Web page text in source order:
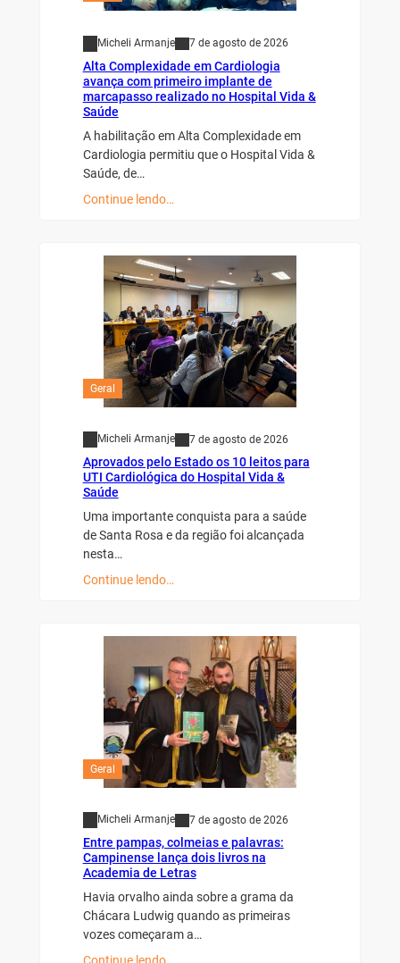
Micheli Armanje 7 de agosto de 2026
Alta Complexidade em Cardiologia
avança com primeiro implante de
marcapasso realizado no Hospital Vida &
Saúde
A habilitação em Alta Complexidade em
Cardiologia permitiu que o Hospital Vida &
Saúde, de…
Continue lendo…
Geral
Micheli Armanje 7 de agosto de 2026
Aprovados pelo Estado os 10 leitos para
UTI Cardiológica do Hospital Vida &
Saúde
Uma importante conquista para a saúde
de Santa Rosa e da região foi alcançada
nesta…
Continue lendo…
Geral
Micheli Armanje 7 de agosto de 2026
Entre pampas, colmeias e palavras:
Campinense lança dois livros na
Academia de Letras
Havia orvalho ainda sobre a grama da
Chácara Ludwig quando as primeiras
vozes começaram a…